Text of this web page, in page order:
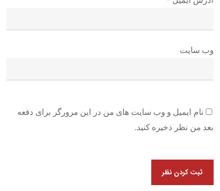
وب سایت
نام ایمیل و وب سایت های من در این مرورگر برای دفعه
بعد من نظر ذخیره کنید.